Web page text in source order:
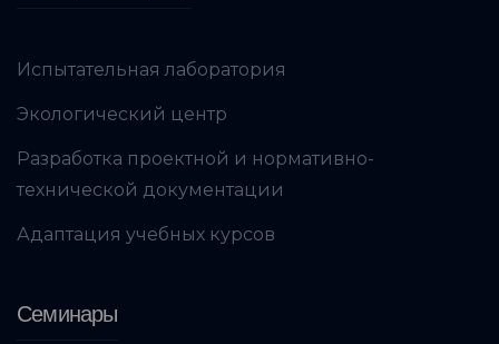
Испытательная лаборатория
Экологический центр
Разработка проектной и нормативно-
технической документации
Адаптация учебных курсов
Семинары